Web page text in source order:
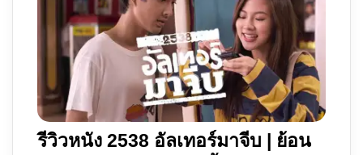
รีวิวหนัง 2538 อัลเทอร์มาจีบ | ย้อน